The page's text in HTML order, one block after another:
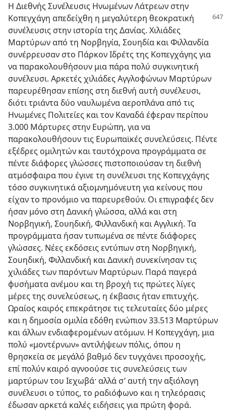
Η Διεθνής Συνέλευσις Ηνωμένων Λάτρεων στην
Κοπεγχάγη απεδείχθη η μεγαλύτερη θεοκρατική
συνέλευσις στην ιστορία της Δανίας. Χιλιάδες
Μαρτύρων από τη Νορβηγία, Σουηδία και Φιλλανδία
συνέρρευσαν στο Πάρκον Ιδρέτς της Κοπεγχάγης για
να παρακολουθήσουν μια πάρα πολύ συγκινητική
συνέλευσι. Αρκετές χιλιάδες Αγγλοφώνων Μαρτύρων
παρευρέθησαν επίσης στη διεθνή αυτή συνέλευσι,
διότι τριάντα δύο ναυλωμένα αεροπλάνα από τις
Ηνωμένες Πολιτείες και τον Καναδά έφεραν περίπου
3.000 Μάρτυρες στην Ευρώπη, για να
παρακολουθήσουν τις Ευρωπαϊκές συνελεύσεις. Πέντε
εξέδρες ομιλητών και ταυτόχρονα προγράμματα σε
πέντε διάφορες γλώσσες πιστοποιούσαν τη διεθνή
ατμόσφαιρα που έγινε τη συνέλευσι της Κοπεγχάγης
τόσο συγκινητικά αξιομνημόνευτη για κείνους που
είχαν το προνόμιο να παρευρεθούν. Οι επιγραφές δεν
ήσαν μόνο στη Δανική γλώσσα, αλλά και στη
Νορβηγική, Σουηδική, Φιλλανδική και Αγγλική. Τα
προγράμματα ήσαν τυπωμένα σε πέντε διάφορες
γλώσσες. Νέες εκδόσεις εντύπων στη Νορβηγική,
Σουηδική, Φιλλανδική και Δανική συνεκίνησαν τις
χιλιάδες των παρόντων Μαρτύρων. Παρά παγερά
φυσήματα ανέμου και τη βροχή τις πρώτες λίγες
μέρες της συνελεύσεως, η έκβασις ήταν επιτυχής.
Ωραίος καιρός επεκράτησε τις τελευταίες δύο μέρες
και η δημοσία ομιλία εδόθη ενώπιον 33.513 Μαρτύρων
και άλλων ενδιαφερομένων ατόμων. Η Κοπεγχάγη, μια
πολύ «μοντέρνων» αντιλήψεων πόλις, όπου η
θρησκεία σε μεγάλό βαθμό δεν τυγχάνει προσοχής,
επί πολύν καιρό αγνοούσε τις συνελεύσεις των
μαρτύρων του Ιεχωβά· αλλά σ’ αυτή την αξιόλογη
συνέλευσι ο τύπος, το ραδιόφωνο και η τηλεόρασις
έδωσαν αρκετά καλές ειδήσεις για πρώτη φορά.